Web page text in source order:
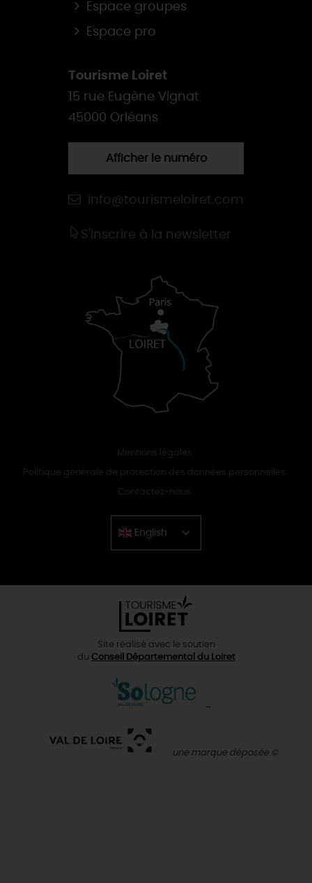
Espace groupes
Espace pro
Tourisme Loiret
15 rue Eugène Vignat
45000 Orléans
Afficher le numéro
info@tourismeloiret.com
S'inscrire à la newsletter
Mentions légales
Politique générale de protection des données personnelles
Contactez-nous
English
Chinese
Site réalisé avec le soutien
du Conseil Départemental du Loiret
une marque déposée ©